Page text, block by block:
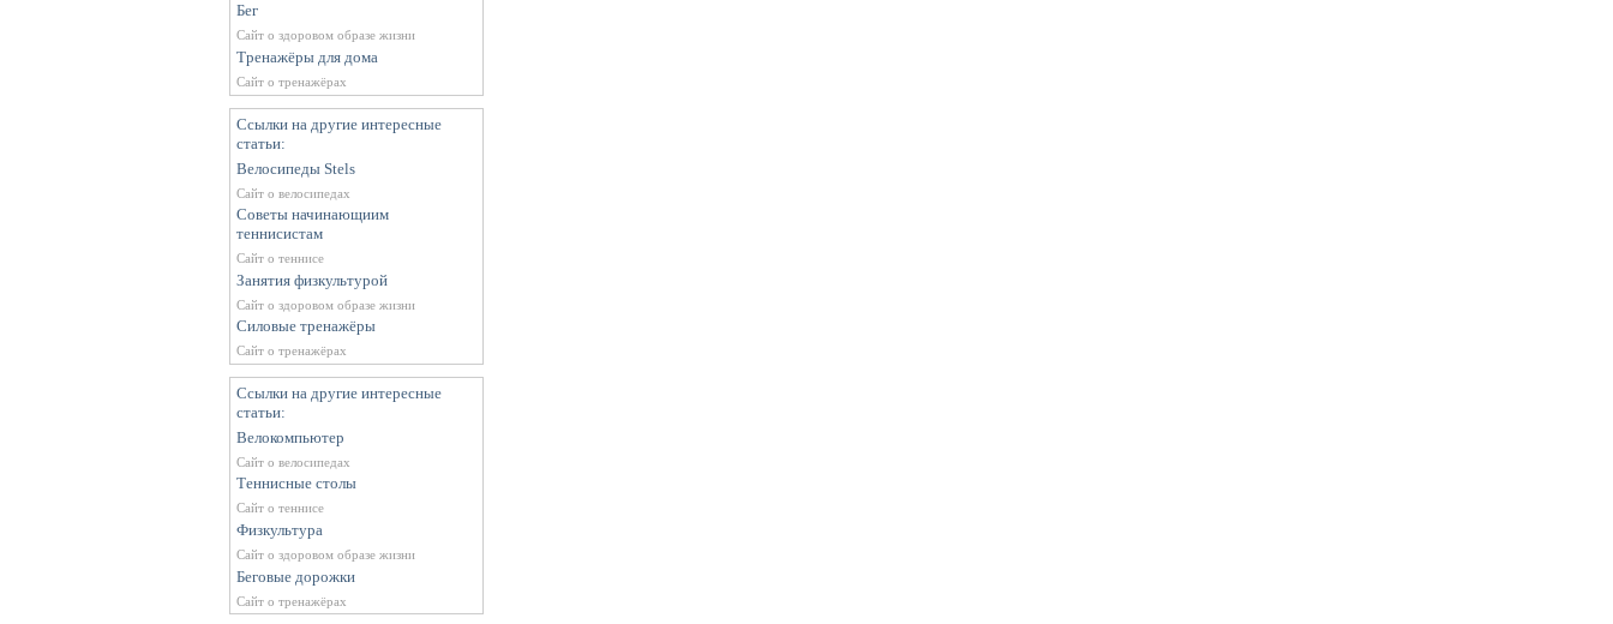
Бег
Сайт о здоровом образе жизни
Тренажёры для дома
Сайт о тренажёрах
Ссылки на другие интересные
статьи:
Велосипеды Stels
Сайт о велосипедах
Советы начинающиим
теннисистам
Сайт о теннисе
Занятия физкультурой
Сайт о здоровом образе жизни
Силовые тренажёры
Сайт о тренажёрах
Ссылки на другие интересные
статьи:
Велокомпьютер
Сайт о велосипедах
Теннисные столы
Сайт о теннисе
Физкультура
Сайт о здоровом образе жизни
Беговые дорожки
Сайт о тренажёрах